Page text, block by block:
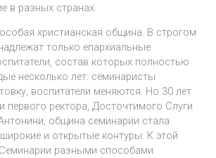
в разных странах.
христианская община. В строгом
только епархиальные
состав которых полностью
несколько лет: семинаристы
воспитатели меняются. Но 30 лет
первого ректора, Досточтимого Слуги
община семинарии стала
и открытые контуры. К этой
разными способами